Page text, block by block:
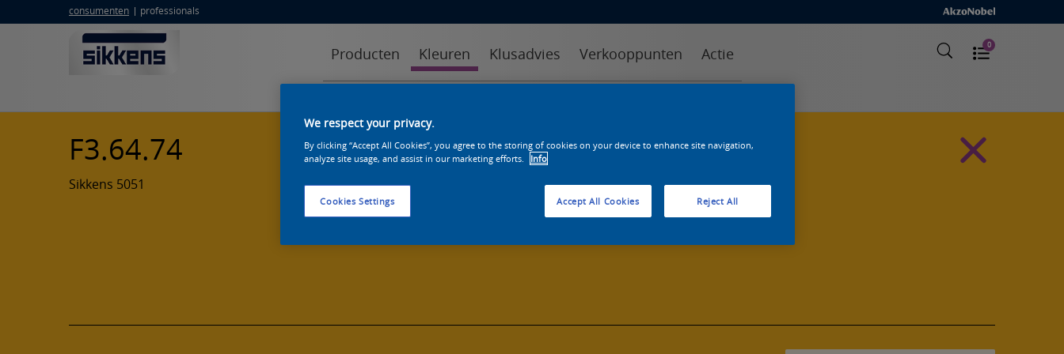
consumenten professionals
Producten Kleuren Klusadvies Verkooppunten Actie 0
F3.64.74
Sikkens 5051
We respect your privacy.
By clicking “Accept All Cookies”, you agree to the storing of cookies on your device to enhance site navigation,
analyze site usage, and assist in our marketing efforts.
Info
Cookies Settings Reject All
Accept All Cookies